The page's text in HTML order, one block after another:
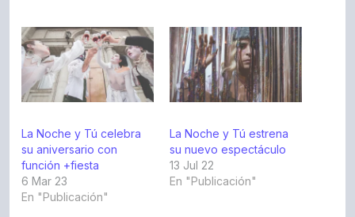
La Noche y Tú celebra
su aniversario con
función +fiesta
6 Mar 23
En "Publicación"
La Noche y Tú estrena
su nuevo espectáculo
13 Jul 22
En "Publicación"